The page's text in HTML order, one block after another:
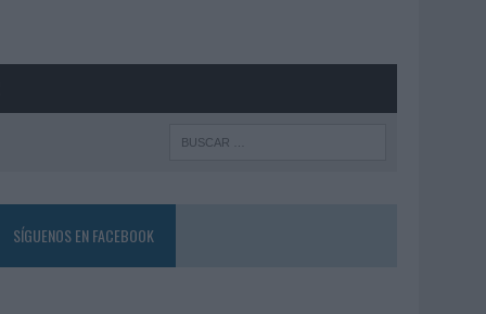
SÍGUENOS EN FACEBOOK